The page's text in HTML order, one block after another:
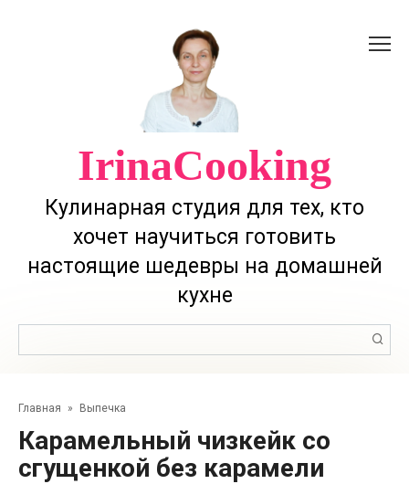
IrinaCooking
Кулинарная студия для тех, кто
хочет научиться готовить
настоящие шедевры на домашней
кухне
Главная » Выпечка
Карамельный чизкейк со
сгущенкой без карамели